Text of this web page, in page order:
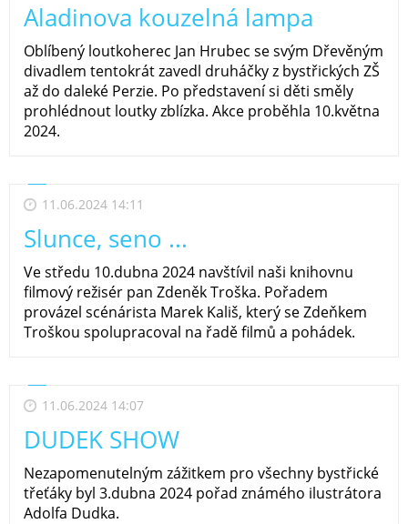
Aladinova kouzelná lampa
Oblíbený loutkoherec Jan Hrubec se svým Dřevěným
divadlem tentokrát zavedl druháčky z bystřických ZŠ
až do daleké Perzie. Po představení si děti směly
prohlédnout loutky zblízka. Akce proběhla 10.května
2024.
11.06.2024 14:11
Slunce, seno ...
Ve středu 10.dubna 2024 navštívil naši knihovnu
filmový režisér pan Zdeněk Troška. Pořadem
provázel scénárista Marek Kališ, který se Zdeňkem
Troškou spolupracoval na řadě filmů a pohádek.
11.06.2024 14:07
DUDEK SHOW
Nezapomenutelným zážitkem pro všechny bystřické
třeťáky byl 3.dubna 2024 pořad známého ilustrátora
Adolfa Dudka.